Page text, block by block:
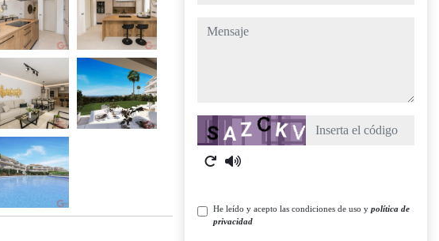
mensaje
Captcha
He leído y acepto las condiciones de uso y política de
privacidad